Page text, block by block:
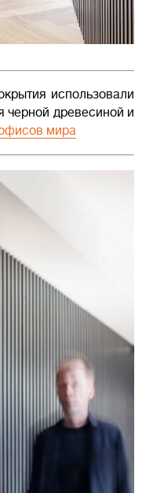
использовали
черной древесиной и
мира